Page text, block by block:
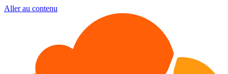
Aller au contenu